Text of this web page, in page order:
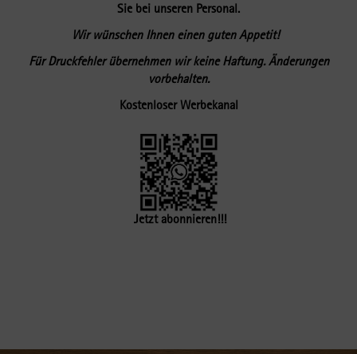
Sie bei unseren Personal.
Wir wünschen Ihnen einen guten Appetit!
Für Druckfehler übernehmen wir keine Haftung. Änderungen
vorbehalten.
Kostenloser Werbekanal
Jetzt abonnieren!!!